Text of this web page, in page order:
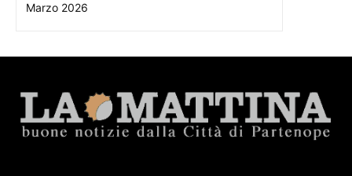
Marzo 2026